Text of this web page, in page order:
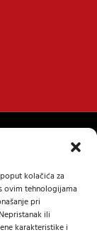
kolačića za
ovim tehnologijama
pri
ili
karakteristike i
freza i ostalih